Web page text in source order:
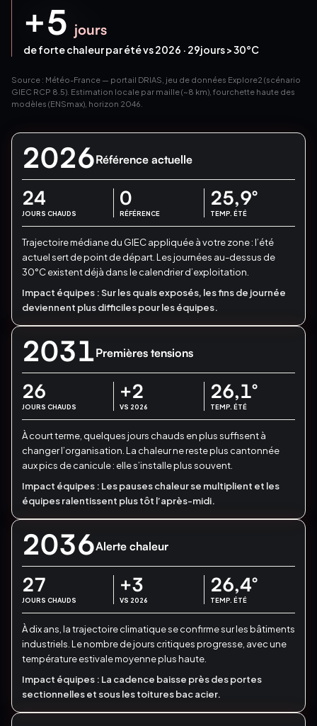
+5 jours
de forte chaleur par été vs 2026 · 29jours > 30°C
Source : Météo-France — portail DRIAS, jeu de données Explore2 (scénario
GIEC RCP 8.5). Estimation locale par maille (~8 km), fourchette haute des
modèles (ENSmax), horizon 2046.
2026Référence actuelle
24
JOURS CHAUDS
0
RÉFÉRENCE
25,9°
TEMP. ÉTÉ
Trajectoire médiane du GIEC appliquée à votre zone : l’été
actuel sert de point de départ. Les journées au-dessus de
30°C existent déjà dans le calendrier d’exploitation.
Impact équipes :Sur les quais exposés, les fins de journée
deviennent plus difficiles pour les équipes.
2031Premières tensions
26
JOURS CHAUDS
+2
VS 2026
26,1°
TEMP. ÉTÉ
À court terme, quelques jours chauds en plus suffisent à
changer l’organisation. La chaleur ne reste plus cantonnée
aux pics de canicule : elle s’installe plus souvent.
Impact équipes : Les pauses chaleur se multiplient et les
équipes ralentissent plus tôt l’après-midi.
2036Alerte chaleur
27
JOURS CHAUDS
+3
VS 2026
26,4°
TEMP. ÉTÉ
À dix ans, la trajectoire climatique se confirme sur les bâtiments
industriels. Le nombre de jours critiques progresse, avec une
température estivale moyenne plus haute.
Impact équipes : La cadence baisse près des portes
sectionnelles et sous les toitures bac acier.